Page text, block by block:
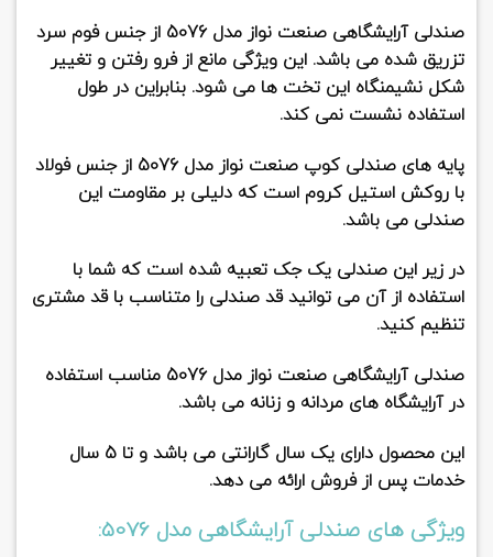
صندلی آرایشگاهی صنعت نواز مدل 5076
از جنس فوم سرد
تزریق شده می باشد. این ویژگی مانع از فرو رفتن و تغییر
شکل نشیمنگاه این تخت ها می شود. بنابراین در طول
استفاده نشست نمی کند.
پایه های صندلی کوپ صنعت نواز مدل 5076 از جنس
فولاد
با روکش استیل کروم است که دلیلی بر مقاومت این
صندلی می باشد.
در زیر این صندلی یکجک تعبیه شده است که شما با
استفاده از آن می توانید قد صندلی را متناسب با قد مشتری
تنظیم کنید.
صندلی آرایشگاهی صنعت نواز مدل 5076
مناسب استفاده
در آرایشگاه های مردانه و زنانه می باشد.
این محصول دارای یک سال گارانتی می باشد و تا 5 سال
خدمات پس از فروش ارائه می دهد.
ویژگی های صندلی آرایشگاهی مدل 5076: